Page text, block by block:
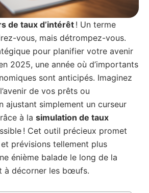
de taux d’intérêt ! Un terme
vous, mais détrompez-vous.
pour planifier votre avenir
2025, une année où d’importants
sont anticipés. Imaginez
de vos prêts ou
ajustant simplement un curseur
à la simulation de taux
! Cet outil précieux promet
prévisions tellement plus
énième balade le long de la
à décorner les bœufs.